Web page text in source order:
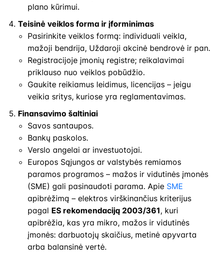
plano kūrimui.
Teisinė veiklos forma ir įforminimas
Pasirinkite veiklos formą: individuali veikla,
mažoji bendrija, Uždaroji akcinė bendrovė ir pan.
Registracijoje įmonių registre; reikalavimai
priklauso nuo veiklos pobūdžio.
Gaukite reikiamus leidimus, licencijas – jeigu
veikia sritys, kuriose yra reglamentavimas.
Finansavimo šaltiniai
Savos santaupos.
Bankų paskolos.
Verslo angelai ar investuotojai.
Europos Sąjungos ar valstybės remiamos
paramos programos – mažos ir vidutinės įmonės
(SME) gali pasinaudoti parama. Apie SME
apibrėžimą – elektros virškinančius kriterijus
pagal ES rekomendaciją 2003/361, kuri
apibrėžia, kas yra mikro, mažos ir vidutinės
įmonės: darbuotojų skaičius, metinė apyvarta
arba balansinė vertė.